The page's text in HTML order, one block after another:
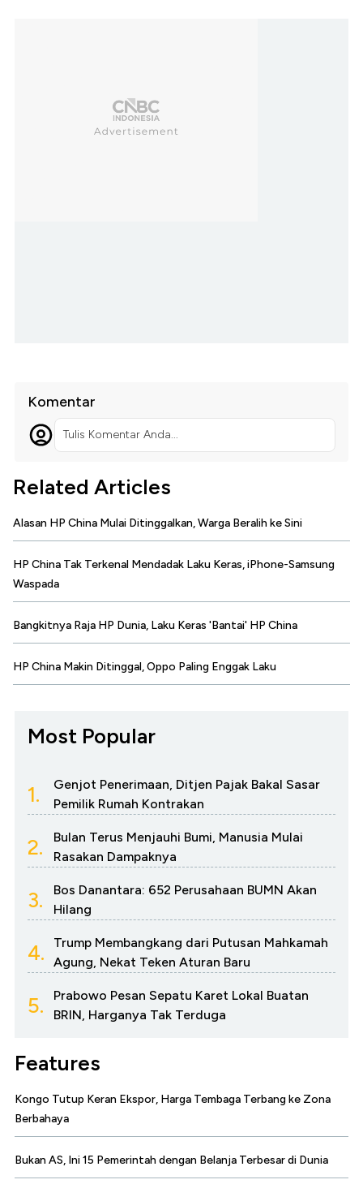
Komentar
Tulis Komentar Anda...
Related Articles
Alasan HP China Mulai Ditinggalkan, Warga Beralih ke Sini
HP China Tak Terkenal Mendadak Laku Keras, iPhone-Samsung
Waspada
Bangkitnya Raja HP Dunia, Laku Keras 'Bantai' HP China
HP China Makin Ditinggal, Oppo Paling Enggak Laku
Most Popular
1.
Genjot Penerimaan, Ditjen Pajak Bakal Sasar
Pemilik Rumah Kontrakan
2.
Bulan Terus Menjauhi Bumi, Manusia Mulai
Rasakan Dampaknya
3.
Bos Danantara: 652 Perusahaan BUMN Akan
Hilang
4.
Trump Membangkang dari Putusan Mahkamah
Agung, Nekat Teken Aturan Baru
5.
Prabowo Pesan Sepatu Karet Lokal Buatan
BRIN, Harganya Tak Terduga
Features
Kongo Tutup Keran Ekspor, Harga Tembaga Terbang ke Zona
Berbahaya
Bukan AS, Ini 15 Pemerintah dengan Belanja Terbesar di Dunia